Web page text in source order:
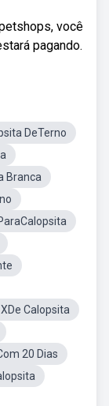
você
pagando.
DeTerno
Branca
XDe Calopsita
20 Dias